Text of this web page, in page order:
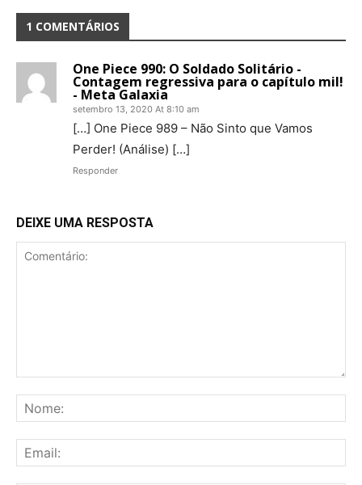
1 COMENTÁRIOS
One Piece 990: O Soldado Solitário -
Contagem regressiva para o capítulo mil!
- Meta Galaxia
setembro 13, 2020 At 8:10 am
[…] One Piece 989 – Não Sinto que Vamos
Perder! (Análise) […]
Responder
DEIXE UMA RESPOSTA